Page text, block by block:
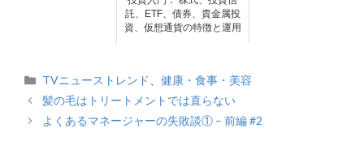
託、ETF、債券、貴金属投
資、仮想通貨の特徴と運用
カ
テ
リ
TVニューストレンド 、健康・食事・美容
髪の毛はトリートメントでは直らない
よくあるマネージャーの失敗談① – 前編 #2